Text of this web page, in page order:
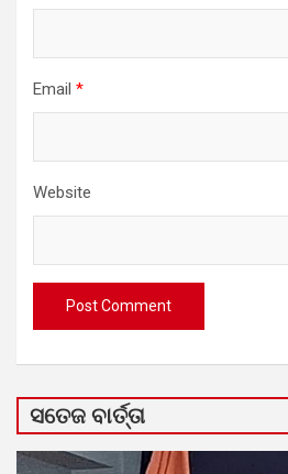
Email *
Website
ସତେଜ ବାର୍ତ୍ତା